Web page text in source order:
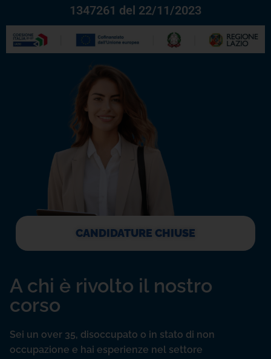
1347261 del 22/11/2023
CANDIDATURE CHIUSE
A chi è rivolto il nostro
corso
Sei un over 35, disoccupato o in stato di non
occupazione e hai esperienze nel settore